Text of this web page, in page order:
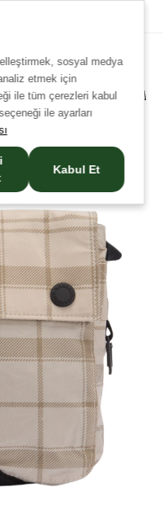
sosyal medya
etmek için
ile tüm çerezleri kabul
ile ayarları
Kabul Et